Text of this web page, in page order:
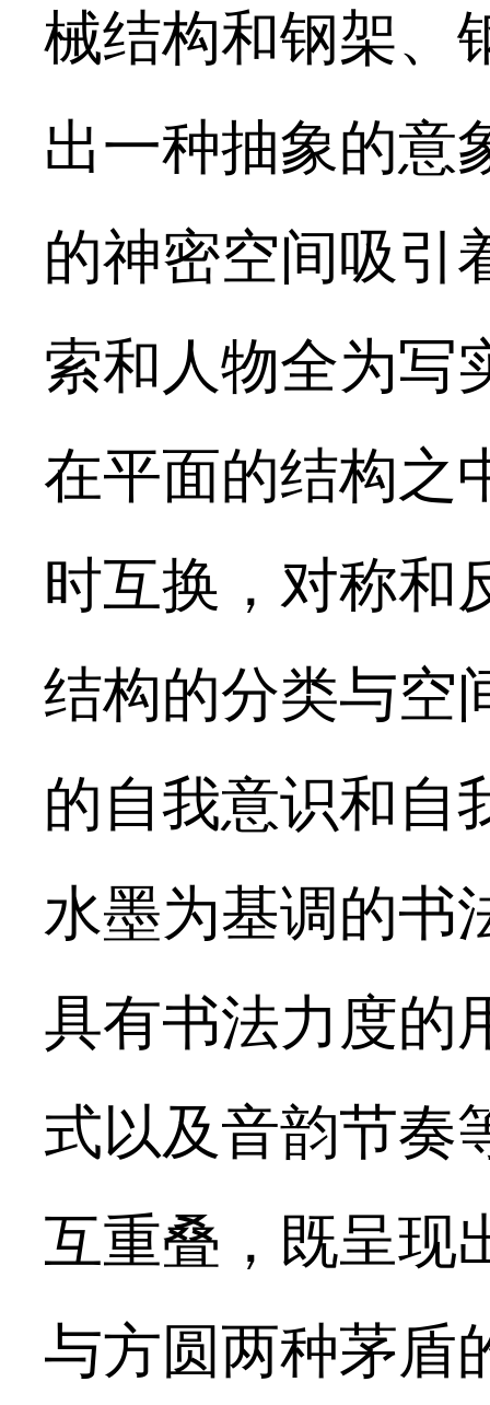
械结构和钢架、
出一种抽象的意
的神密空间吸引
索和人物全为写
在平面的结构之
时互换，对称和
结构的分类与空
的自我意识和自
水墨为基调的书
具有书法力度的
式以及音韵节奏
互重叠，既呈现
与方圆两种茅盾